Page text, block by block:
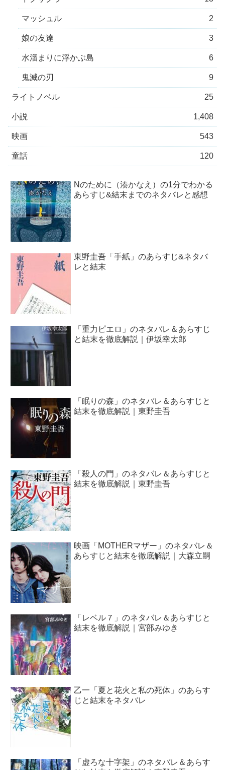
マッシュル 2
娘の友達 3
水溜まりに浮かぶ島 6
鬼滅の刃 9
ライトノベル 25
小説 1,408
映画 543
童話 120
Nのために（湊かなえ）の1分でわかる
あらすじ&結末までのネタバレと感想
東野圭吾「手紙」のあらすじ&ネタバ
レと結末
「重力ピエロ」のネタバレ＆あらすじ
と結末を徹底解説｜伊坂幸太郎
「眠りの森」のネタバレ＆あらすじと
結末を徹底解説｜東野圭吾
「殺人の門」のネタバレ＆あらすじと
結末を徹底解説｜東野圭吾
映画「MOTHERマザー」のネタバレ＆
あらすじと結末を徹底解説｜大森立嗣
「レベル７」のネタバレ＆あらすじと
結末を徹底解説｜宮部みゆき
乙一「夏と花火と私の死体」のあらす
じと結末をネタバレ
「虚ろな十字架」のネタバレ＆あらす